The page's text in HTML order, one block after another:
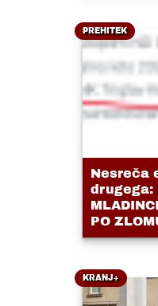
PREHITEK
Nesreča
drugega:
PO
KRANJ+